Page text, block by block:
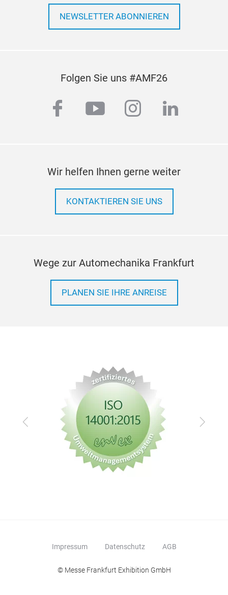
NEWSLETTER ABONNIEREN
Folgen Sie uns #AMF26
facebook
youtubeinstagram
linkedin
Wir helfen Ihnen gerne weiter
KONTAKTIEREN SIE UNS
Wege zur Automechanika Frankfurt
PLANEN SIE IHRE ANREISE
Zurück Vor
Impressum Datenschutz AGB
© Messe Frankfurt Exhibition GmbH